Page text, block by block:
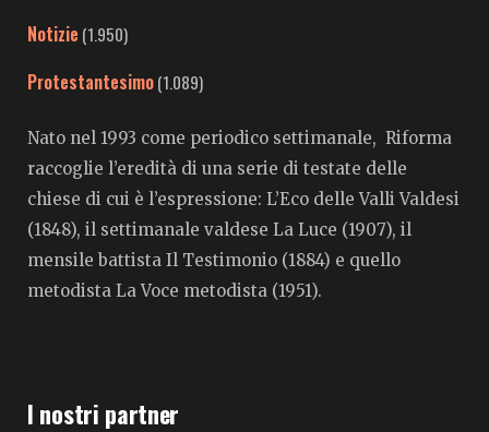
Notizie (1.950)
Protestantesimo(1.089)
Nato nel 1993 come periodico settimanale, Riforma
raccoglie l’eredità di una serie di testate delle
chiese di cui è l’espressione: L’Eco delle Valli Valdesi
(1848), il settimanale valdese La Luce (1907), il
mensile battista Il Testimonio (1884) e quello
metodista La Voce metodista (1951).
I nostri partner